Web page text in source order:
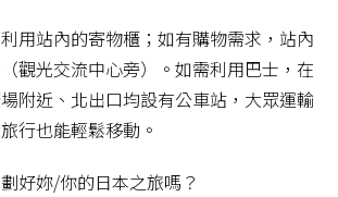
用站內的寄物櫃；如有購物需求，站內
觀光交流中心旁）。如需利用巴士，在
附近、北出口均設有公車站，大眾運輸
行也能輕鬆移動。
好妳/你的日本之旅嗎？